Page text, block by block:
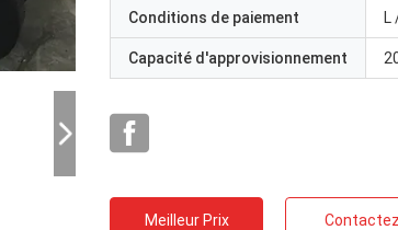
Conditions de paiement L
Capacité d'approvisionnement
Meilleur Prix Contactez